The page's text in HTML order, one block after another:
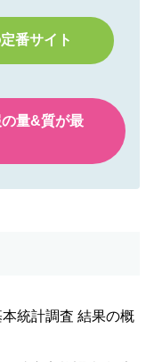
番サイト
量&質が最
統計調査 結果の概